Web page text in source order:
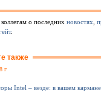
о последних новостях
.
также
г
Intel – везде: в вашем